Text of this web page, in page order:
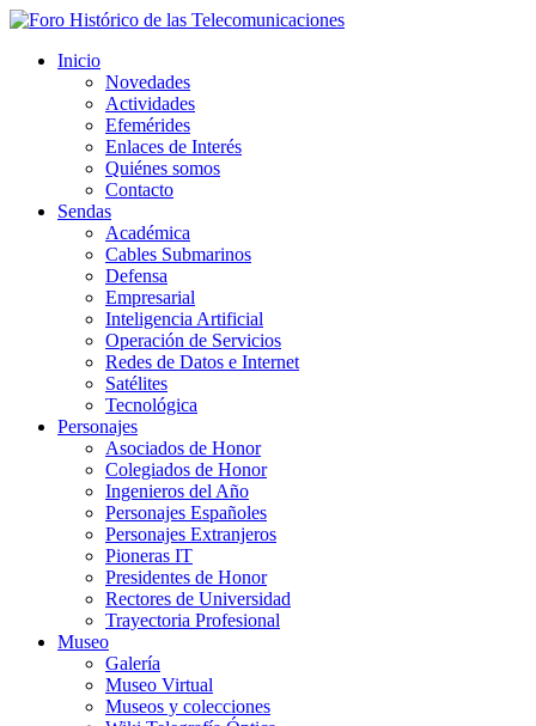
Inicio
Novedades
Actividades
Efemérides
Enlaces de Interés
Quiénes somos
Contacto
Sendas
Académica
Cables Submarinos
Defensa
Empresarial
Inteligencia Artificial
Operación de Servicios
Redes de Datos e Internet
Satélites
Tecnológica
Personajes
Asociados de Honor
Colegiados de Honor
Ingenieros del Año
Personajes Españoles
Personajes Extranjeros
Pioneras IT
Presidentes de Honor
Rectores de Universidad
Trayectoria Profesional
Museo
Galería
Museo Virtual
Museos y colecciones